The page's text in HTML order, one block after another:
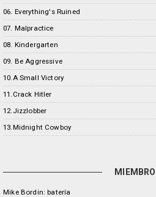
06. Everything's Ruined
07. Malpractice
08. Kindergarten
09. Be Aggressive
10.A Small Victory
11.Crack Hitler
12.Jizzlobber
13.Midnight Cowboy
Mike Bordin: batería